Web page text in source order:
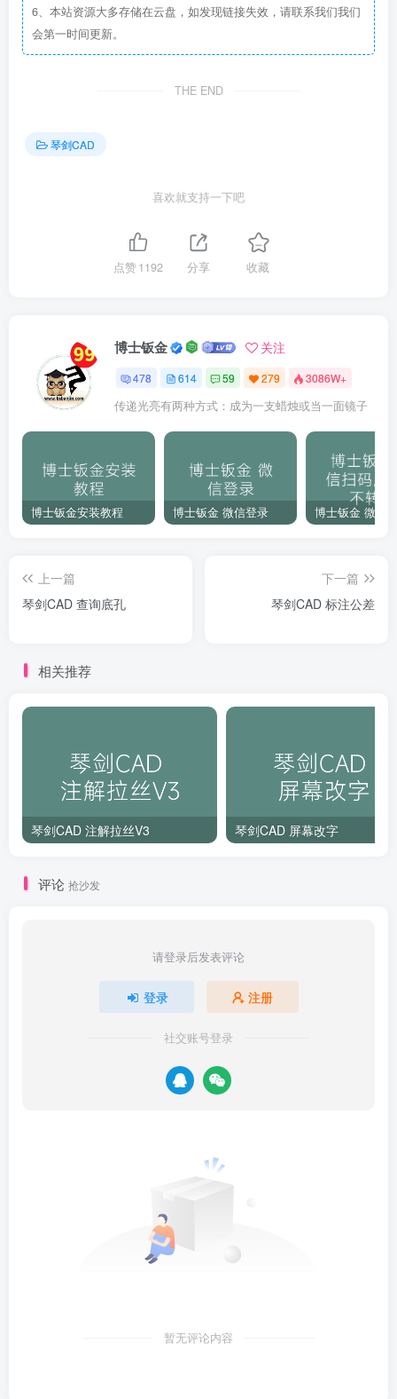
6、本站资源大多存储在云盘，如发现链接失效，请联系我们我们
会第一时间更新。
THE END
琴剑CAD
喜欢就支持一下吧
点赞1192 分享 收藏
博士钣金 关注
478 614 59 279 3086W+
传递光亮有两种方式：成为一支蜡烛或当一面镜子
博士钣金安装教程 博士钣金 微信登录
上一篇
琴剑CAD 查询底孔
下一篇
琴剑CAD 标注公差
相关推荐
琴剑CAD 注解拉丝V3 琴剑CAD 屏幕改字
评论 抢沙发
请登录后发表评论
登录 注册
社交账号登录
暂无评论内容